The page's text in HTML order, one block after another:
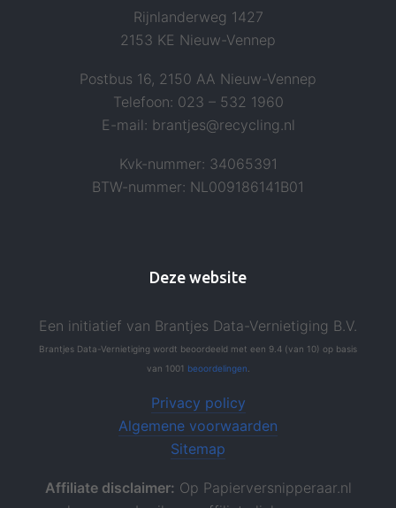
Rijnlanderweg 1427
2153 KE Nieuw-Vennep
Postbus 16, 2150 AA Nieuw-Vennep
Telefoon: 023 – 532 1960
E-mail: brantjes@recycling.nl
Kvk-nummer: 34065391
BTW-nummer: NL009186141B01
Deze website
Een initiatief van Brantjes Data-Vernietiging B.V.
Brantjes Data-Vernietiging wordt beoordeeld met een 9.4 (van 10) op basis
van 1001 beoordelingen
Privacy policy
Algemene voorwaarden
Sitemap
Affiliate disclaimer: Op Papierversnipperaar.nl